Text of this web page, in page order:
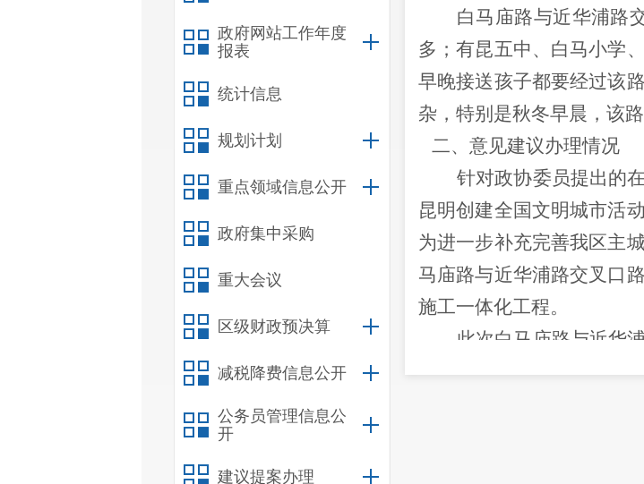
政府网站工作年度
报表
统计信息
规划计划
重点领域信息公开
政府集中采购
重大会议
区级财政预决算
减税降费信息公开
公务员管理信息公
开
建议提案办理
白马庙路与近华浦路
多 ；有昆五中、白马小学
早晚接送孩子都要经过该
杂，特别是秋冬早晨，该
二、意见建议办理情况
针对政协委员提出的
昆明创建全国文明城市活
为进一步补充完善我区主
马庙路与近华浦路交叉口
施工一体化工程。
此次白马庙路与近华
约420米。我局于6月18日